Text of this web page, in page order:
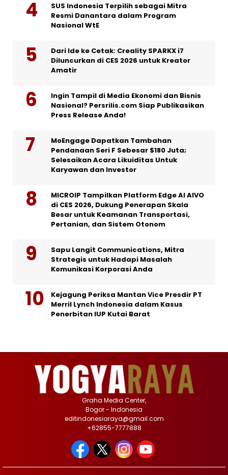
SUS Indonesia Terpilih sebagai Mitra
Resmi Danantara dalam Program
Nasional WtE
Dari Ide ke Cetak: Creality SPARKX i7
Diluncurkan di CES 2026 untuk Kreator
Amatir
Ingin Tampil di Media Ekonomi dan Bisnis
Nasional? Persrilis.com Siap Publikasikan
Press Release Anda!
MoEngage Dapatkan Tambahan
Pendanaan Seri F Sebesar $180 Juta;
Selesaikan Acara Likuiditas Untuk
Karyawan dan Investor
MICROIP Tampilkan Platform Edge AI AIVO
di CES 2026, Dukung Penerapan Skala
Besar untuk Keamanan Transportasi,
Pertanian, dan Sistem Otonom
Sapu Langit Communications, Mitra
Strategis untuk Hadapi Masalah
Komunikasi Korporasi Anda
Kejagung Periksa Mantan Vice Presdir PT
Merril Lynch Indonesia dalam Kasus
Penerbitan IUP Kutai Barat
Graha Media Center,
Bogor - Indonesia
editindonesiaraya@gmail.com
+62855-7777888